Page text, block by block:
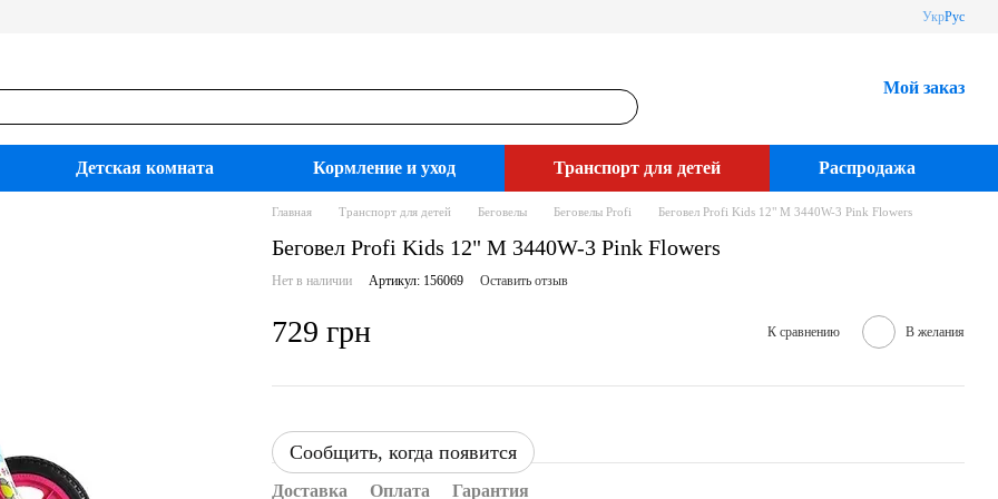
УкрРус
Мой заказ
Детская комната Кормление и уход Транспорт для детей Распродажа
Главная Транспорт для детей Беговелы Беговелы Profi Беговел Profi Kids 12" M 3440W-3 Pink Flowers
Беговел Profi Kids 12" M 3440W-3 Pink Flowers
Нет в наличии Артикул: 156069 Оставить отзыв
729 грн К сравнению В желания
Сообщить, когда появится
Доставка Оплата Гарантия